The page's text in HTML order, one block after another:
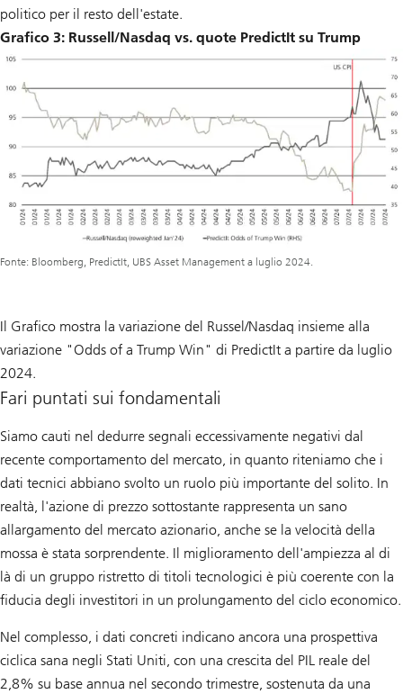
politico per il resto dell'estate.
Grafico 3: Russell/Nasdaq vs. quote PredictIt su Trump
Fonte: Bloomberg, PredictIt, UBS Asset Management a luglio 2024.
Il Grafico mostra la variazione del Russel/Nasdaq insieme alla
variazione "Odds of a Trump Win" di PredictIt a partire da luglio
2024.
Fari puntati sui fondamentali
Siamo cauti nel dedurre segnali eccessivamente negativi dal
recente comportamento del mercato, in quanto riteniamo che i
dati tecnici abbiano svolto un ruolo più importante del solito. In
realtà, l'azione di prezzo sottostante rappresenta un sano
allargamento del mercato azionario, anche se la velocità della
mossa è stata sorprendente. Il miglioramento dell'ampiezza al di
là di un gruppo ristretto di titoli tecnologici è più coerente con la
fiducia degli investitori in un prolungamento del ciclo economico.
Nel complesso, i dati concreti indicano ancora una prospettiva
ciclica sana negli Stati Uniti, con una crescita del PIL reale del
2,8% su base annua nel secondo trimestre, sostenuta da una